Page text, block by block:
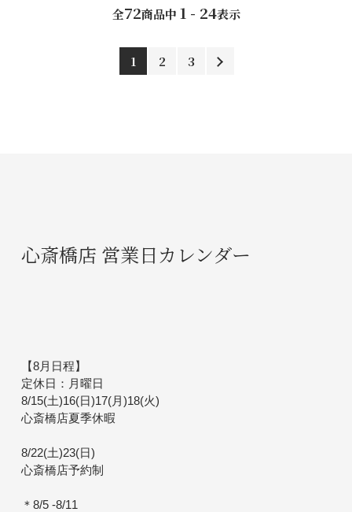
全72商品中 1 - 24表示
1 2 3
心斎橋店 営業日カレンダー
【8月日程】
定休日：月曜日
8/15(土)16(日)17(月)18(火)
心斎橋店夏季休暇
8/22(土)23(日)
心斎橋店予約制
＊8/5 -8/11